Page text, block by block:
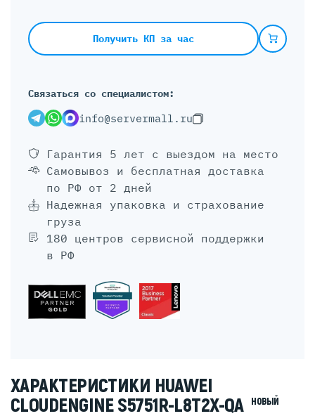
Получить КП за час
Связаться со специалистом:
info@servermall.ru
Гарантия 5 лет с выездом на место
Самовывоз и бесплатная доставка
по РФ от 2 дней
Надежная упаковка и страхование
груза
180 центров сервисной поддержки
в РФ
ХАРАКТЕРИСТИКИ HUAWEI
CLOUDENGINE S5751R-L8T2X-QA
НОВЫЙ